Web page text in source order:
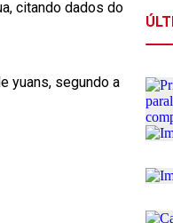
citando dados do
yuans, segundo a